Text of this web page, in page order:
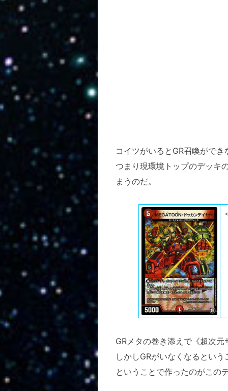
コイツがいるとGR召喚ができ
つまり現環境トップのデッキ
まうのだ。
GRメタの巻き添えで《超次
しかしGRがいなくなるとい
ということで作ったのがこの